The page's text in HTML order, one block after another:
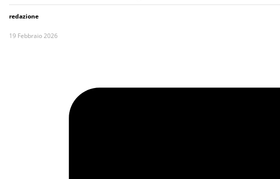
redazione
19 Febbraio 2026